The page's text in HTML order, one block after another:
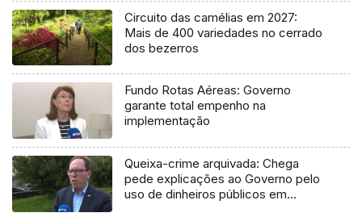
Circuito das camélias em 2027:
Mais de 400 variedades no cerrado
dos bezerros
Fundo Rotas Aéreas: Governo
garante total empenho na
implementação
Queixa-crime arquivada: Chega
pede explicações ao Governo pelo
uso de dinheiros públicos em